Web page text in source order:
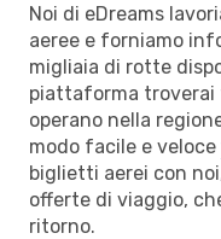
Noi di eDreams
aeree e forniamo
migliaia di rotte
piattaforma troverai
operano nella
modo facile e veloce
biglietti aerei con
offerte di viaggio,
ritorno.